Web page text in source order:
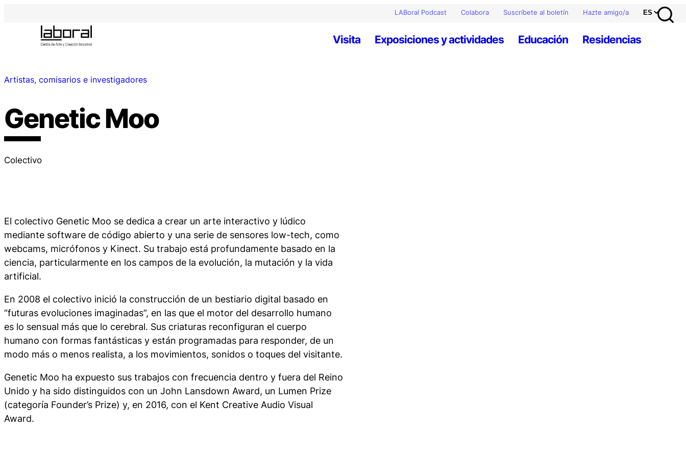
LABoral Podcast Colabora Suscríbete al boletín Hazte amigo/a
Visita Exposiciones y actividades Educación Residencias
Artistas, comisarios e investigadores
Genetic Moo
Colectivo
El colectivo Genetic Moo se dedica a crear un arte interactivo y lúdico
mediante software de código abierto y una serie de sensores low-tech, como
webcams, micrófonos y Kinect. Su trabajo está profundamente basado en la
ciencia, particularmente en los campos de la evolución, la mutación y la vida
artificial.
En 2008 el colectivo inició la construcción de un bestiario digital basado en
“futuras evoluciones imaginadas”, en las que el motor del desarrollo humano
es lo sensual más que lo cerebral. Sus criaturas reconfiguran el cuerpo
humano con formas fantásticas y están programadas para responder, de un
modo más o menos realista, a los movimientos, sonidos o toques del visitante.
Genetic Moo ha expuesto sus trabajos con frecuencia dentro y fuera del Reino
Unido y ha sido distinguidos con un John Lansdown Award, un Lumen Prize
(categoría Founder’s Prize) y, en 2016, con el Kent Creative Audio Visual
Award.